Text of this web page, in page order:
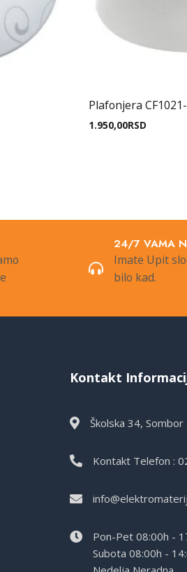
Plafonjera
1.950,00RSD
24/7 VAMA
Imate Upit
bilo kad.
Kontakt
Školska 34,
Kontakt Telefon :
Pon-Pet 08:00h -
Subota 08:00h -